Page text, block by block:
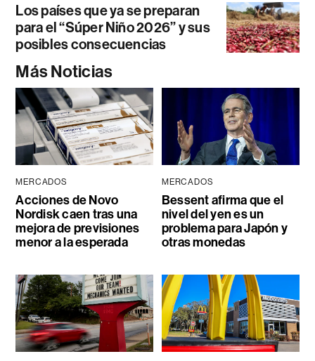
Los países que ya se preparan
para el “Súper Niño 2026” y sus
posibles consecuencias
Más Noticias
MERCADOS
Acciones de Novo
Nordisk caen tras una
mejora de previsiones
menor a la esperada
MERCADOS
Bessent afirma que el
nivel del yen es un
problema para Japón y
otras monedas